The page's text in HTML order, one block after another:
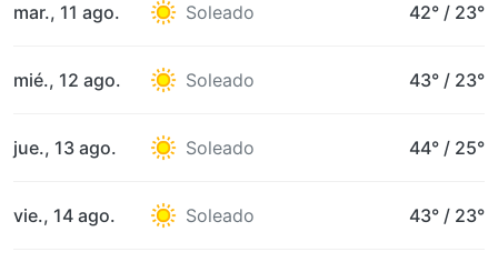
mar., 11 ago. Soleado 42° / 23°
mié., 12 ago. Soleado 43° / 23°
jue., 13 ago. Soleado 44° / 25°
vie., 14 ago. Soleado 43° / 23°